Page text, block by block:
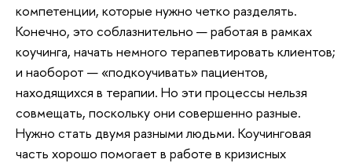
компетенции, которые нужно четко разделять.
Конечно, это соблазнительно — работая в рамках
коучинга, начать немного терапевтировать клиентов;
и наоборот — «подкоучивать» пациентов,
находящихся в терапии. Но эти процессы нельзя
совмещать, поскольку они совершенно разные.
Нужно стать двумя разными людьми. Коучинговая
часть хорошо помогает в работе в кризисных